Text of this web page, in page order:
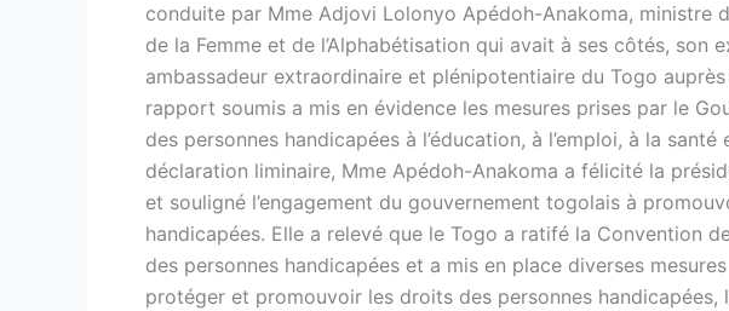
conduite par Mme Adjovi Lolonyo Apédoh-Anakoma, ministre
de la Femme et de l’Alphabétisation qui avait à ses côtés, son
ambassadeur extraordinaire et plénipotentiaire du Togo
rapport soumis a mis en évidence les mesures prises par le
des personnes handicapées à l’éducation, à l’emploi, à la
déclaration liminaire, Mme Apédoh-Anakoma a félicité la
et souligné l’engagement du gouvernement togolais à
handicapées. Elle a relevé que le Togo a ratifé la Convention
des personnes handicapées et a mis en place diverses
protéger et promouvoir les droits des personnes handicapées,